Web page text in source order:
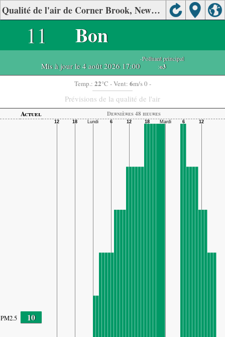
Qualité de l'air de Corner Brook, NewFoundland.
11 Bon
Mis à jour le 4 août 2026 17:00
-Polluant principal
:o3
Temp.: 22°C - Vent: 6m/s 0 -
Prévisions de la qualité de l'air
Actuel Dernières 48 heures
PM2.5 10